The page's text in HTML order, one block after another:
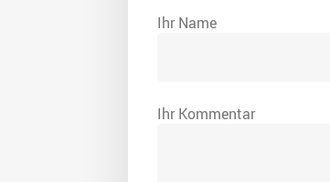
Ihr Name
Ihr Kommentar